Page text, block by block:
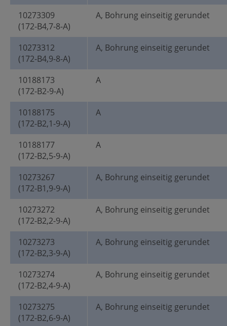
10273309
(172-B4,7-8-A)
A, Bohrung einseitig gerundet
10273312
(172-B4,9-8-A)
A, Bohrung einseitig gerundet
10188173
(172-B2-9-A)
A
10188175
(172-B2,1-9-A)
A
10188177
(172-B2,5-9-A)
A
10273267
(172-B1,9-9-A)
A, Bohrung einseitig gerundet
10273272
(172-B2,2-9-A)
A, Bohrung einseitig gerundet
10273273
(172-B2,3-9-A)
A, Bohrung einseitig gerundet
10273274
(172-B2,4-9-A)
A, Bohrung einseitig gerundet
10273275
(172-B2,6-9-A)
A, Bohrung einseitig gerundet